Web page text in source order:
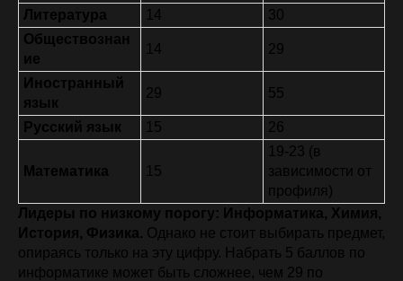
Литература 14
30
Обществознан
ие
14 29
Иностранный
язык
29 55
Русский язык 15 26
Математика 15
19-23 (в
зависимости от
профиля)
Лидеры по низкому порогу: Информатика, Химия,
История, Физика. Однако не стоит выбирать предмет,
опираясь только на эту цифру. Набрать 5 баллов по
информатике может быть сложнее, чем 29 по